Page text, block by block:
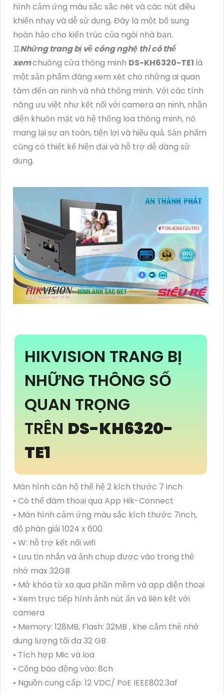
hình cảm ứng màu sắc sắc nét và các nút điều
khiển nhạy và dễ sử dụng. Đây là một bổ sung
hoàn hảo cho kiến trúc của ngôi nhà bạn.
♊Những trang bị về công nghệ thì có thể
xemchuông cửa thông minh DS-KH6320-TE1 là
một sản phẩm đáng xem xét cho những ai quan
tâm đến an ninh và nhà thông minh. Với các tính
năng ưu việt như kết nối với camera an ninh, nhận
diện khuôn mặt và hệ thống loa thông minh, nó
mang lại sự an toàn, tiện lợi và hiệu quả. Sản phẩm
cũng có thiết kế hiện đại và hỗ trợ dễ dàng sử
dụng.
HIKVISION TRANG BỊ
NHỮNG THÔNG SỐ
QUAN TRỌNG
TRÊN DS-KH6320-
TE1
Màn hình căn hộ thế hệ 2 kích thước 7 inch
• Có thể đàm thoại qua App Hik-Connect
• Màn hình cảm ứng màu sắc kích thước 7inch,
độ phân giải 1024 x 600
• W: hỗ trợ kết nối wifi
• Lưu tin nhắn và ảnh chụp được vào trong thẻ
nhớ max 32GB
• Mở khóa từ xa qua phần mềm và app điện thoại
• Xem trực tiếp hình ảnh nút ấn và liên kết với
camera
• Memory: 128MB, Flash: 32MB , khe cắm thẻ nhớ
dung lượng tối đa 32 GB
• Tích hợp Mic và loa
• Cổng báo động vào: 8ch
• Nguồn cung cấp: 12 VDC/ PoE IEEE802.3af